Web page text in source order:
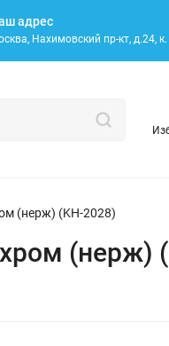
адрес
Нахимовский пр-кт, д.24,
(нерж) (KH-2028)
(нерж)